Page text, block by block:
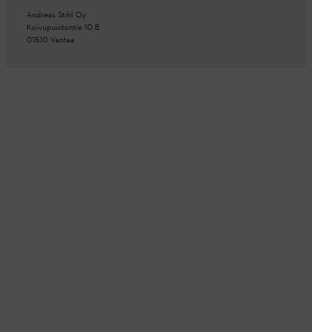
Andreas Stihl Oy
Koivupuistontie 10 B
01510 Vantaa